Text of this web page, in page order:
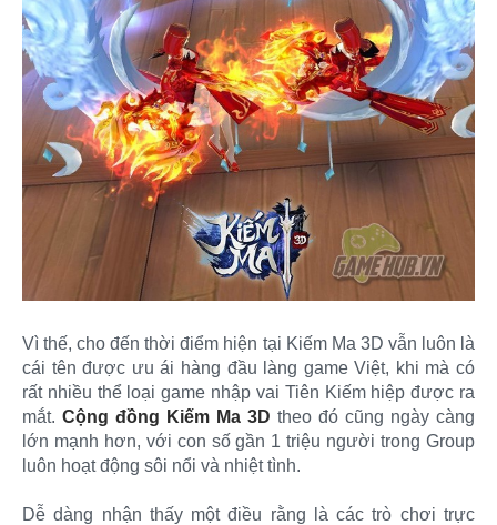
Vì thế, cho đến thời điểm hiện tại Kiếm Ma 3D vẫn luôn là
cái tên được ưu ái hàng đầu làng game Việt, khi mà có
rất nhiều thể loại game nhập vai Tiên Kiếm hiệp được ra
mắt. Cộng đồng Kiếm Ma 3D theo đó cũng ngày càng
lớn mạnh hơn, với con số gần 1 triệu người trong Group
luôn hoạt động sôi nổi và nhiệt tình.
Dễ dàng nhận thấy một điều rằng là các trò chơi trực